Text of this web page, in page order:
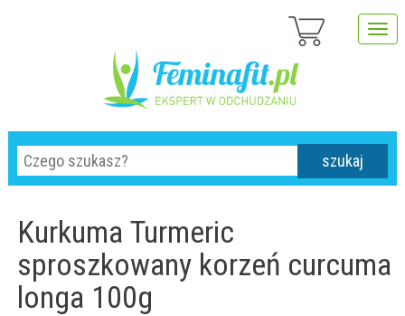
szukaj
Kurkuma Turmeric
sproszkowany korzeń curcuma
longa 100g